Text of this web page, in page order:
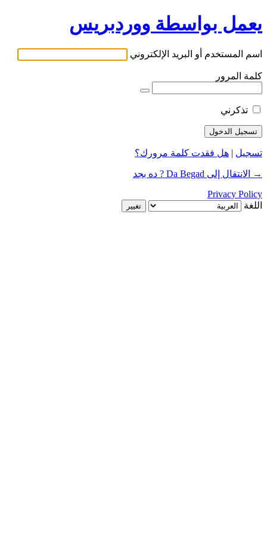
يعمل بواسطة ووردبريس
اسم المستخدم أو البريد الإلكتروني
كلمة المرور
تذكرني
تسجيل | هل فقدت كلمة مرورك؟
→ الانتقال إلى Da Begad ? ده بجد
Privacy Policy
اللغة